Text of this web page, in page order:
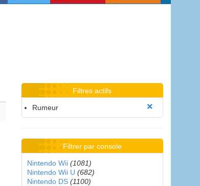
Filtres actifs
Rumeur
Filtrer par console
Nintendo Wii (1081)
Nintendo Wii U (682)
Nintendo DS (1100)